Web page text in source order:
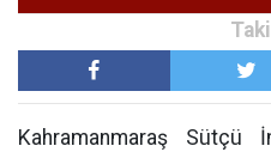
Kahramanmaraş Sütçü